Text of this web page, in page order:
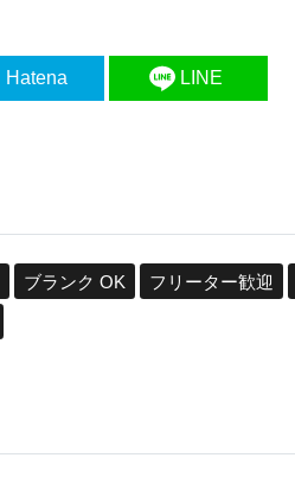
Hatena LINE
ブランク OK フリーター歓迎